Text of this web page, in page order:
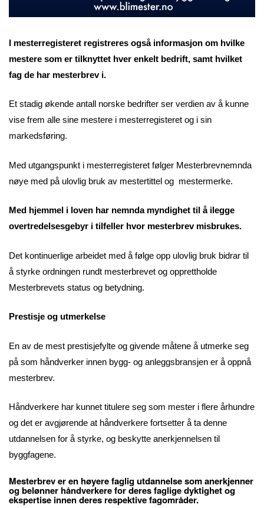
I mesterregisteret registreres også informasjon om hvilke
mestere som er tilknyttet hver enkelt bedrift, samt hvilket
fag de har mesterbrev i.
Et stadig økende antall norske bedrifter ser verdien av å kunne
vise frem alle sine mestere i mesterregisteret og i sin
markedsføring.
Med utgangspunkt i mesterregisteret følger Mesterbrevnemnda
nøye med på ulovlig bruk av mestertittel og mestermerke.
Med hjemmel i loven har nemnda myndighet til å ilegge
overtredelsesgebyr i tilfeller hvor mesterbrev misbrukes.
Det kontinuerlige arbeidet med å følge opp ulovlig bruk bidrar til
å styrke ordningen rundt mesterbrevet og opprettholde
Mesterbrevets status og betydning.
Prestisje og utmerkelse
En av de mest prestisjefylte og givende måtene å utmerke seg
på som håndverker innen bygg- og anleggsbransjen er å oppnå
mesterbrev.
Håndverkere har kunnet titulere seg som mester i flere århundre
og det er avgjørende at håndverkere fortsetter å ta denne
utdannelsen for å styrke, og beskytte anerkjennelsen til
byggfagene.
Mesterbrev er en høyere faglig utdannelse som anerkjenner
og belønner håndverkere for deres faglige dyktighet og
ekspertise innen deres respektive fagområder.